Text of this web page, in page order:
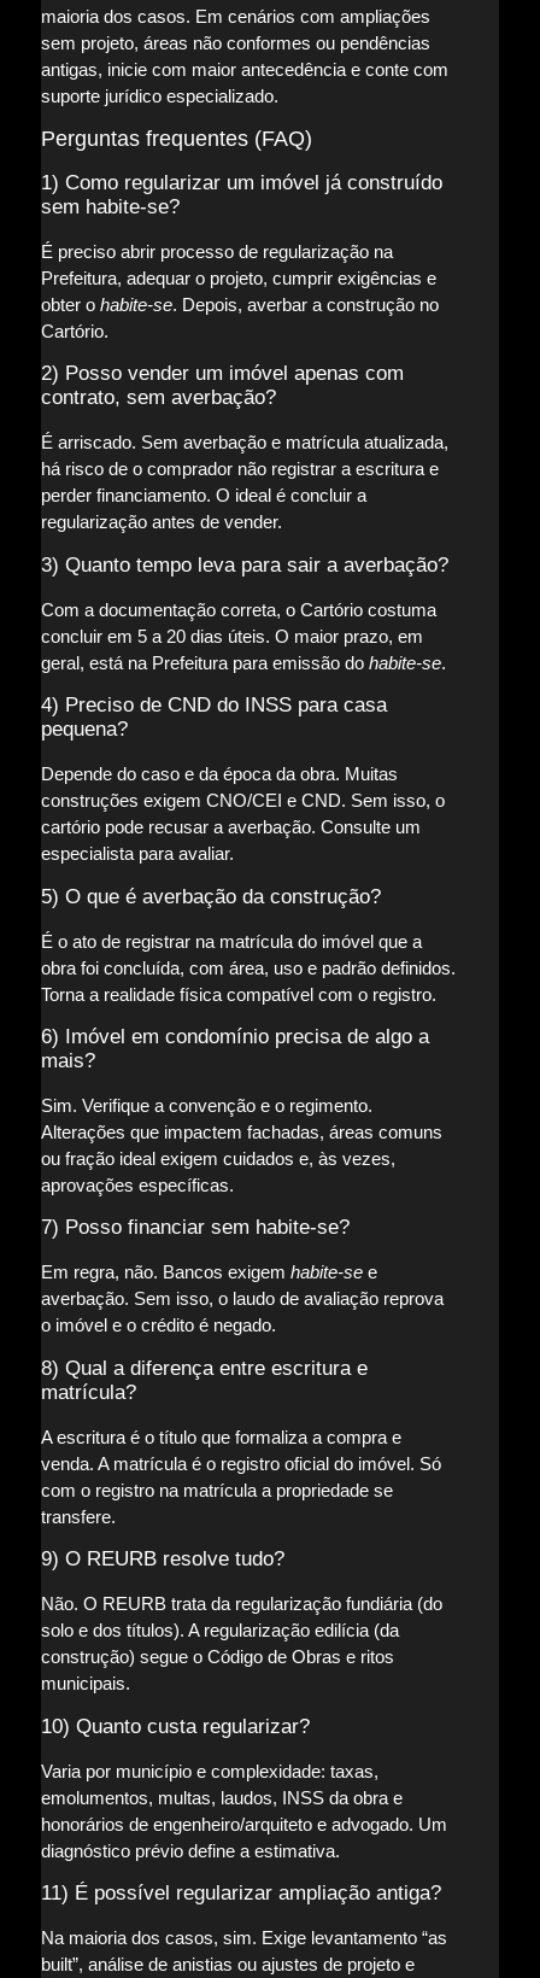
maioria dos casos. Em cenários com ampliações
sem projeto, áreas não conformes ou pendências
antigas, inicie com maior antecedência e conte com
suporte jurídico especializado.
Perguntas frequentes (FAQ)
1) Como regularizar um imóvel já construído
sem habite-se?
É preciso abrir processo de regularização na
Prefeitura, adequar o projeto, cumprir exigências e
obter o habite-se. Depois, averbar a construção no
Cartório.
2) Posso vender um imóvel apenas com
contrato, sem averbação?
É arriscado. Sem averbação e matrícula atualizada,
há risco de o comprador não registrar a escritura e
perder financiamento. O ideal é concluir a
regularização antes de vender.
3) Quanto tempo leva para sair a averbação?
Com a documentação correta, o Cartório costuma
concluir em 5 a 20 dias úteis. O maior prazo, em
geral, está na Prefeitura para emissão do habite-se.
4) Preciso de CND do INSS para casa
pequena?
Depende do caso e da época da obra. Muitas
construções exigem CNO/CEI e CND. Sem isso, o
cartório pode recusar a averbação. Consulte um
especialista para avaliar.
5) O que é averbação da construção?
É o ato de registrar na matrícula do imóvel que a
obra foi concluída, com área, uso e padrão definidos.
Torna a realidade física compatível com o registro.
6) Imóvel em condomínio precisa de algo a
mais?
Sim. Verifique a convenção e o regimento.
Alterações que impactem fachadas, áreas comuns
ou fração ideal exigem cuidados e, às vezes,
aprovações específicas.
7) Posso financiar sem habite-se?
Em regra, não. Bancos exigem habite-see
averbação. Sem isso, o laudo de avaliação reprova
o imóvel e o crédito é negado.
8) Qual a diferença entre escritura e
matrícula?
A escritura é o título que formaliza a compra e
venda. A matrícula é o registro oficial do imóvel. Só
com o registro na matrícula a propriedade se
transfere.
9) O REURB resolve tudo?
Não. O REURB trata da regularização fundiária (do
solo e dos títulos). A regularização edilícia (da
construção) segue o Código de Obras e ritos
municipais.
10) Quanto custa regularizar?
Varia por município e complexidade: taxas,
emolumentos, multas, laudos, INSS da obra e
honorários de engenheiro/arquiteto e advogado. Um
diagnóstico prévio define a estimativa.
11) É possível regularizar ampliação antiga?
Na maioria dos casos, sim. Exige levantamento “as
built”, análise de anistias ou ajustes de projeto e